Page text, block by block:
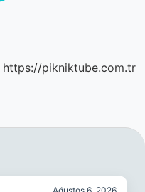
https://pikniktube.com.tr